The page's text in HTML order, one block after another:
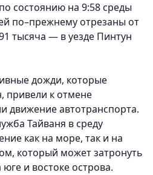
состоянию на 9:58 среды
по–прежнему отрезаны от
тысяча — в уезде Пинтун
дожди, которые
привели к отмене
движение автотранспорта.
Тайваня в среду
как на море, так и на
который может затронуть
и востоке острова.